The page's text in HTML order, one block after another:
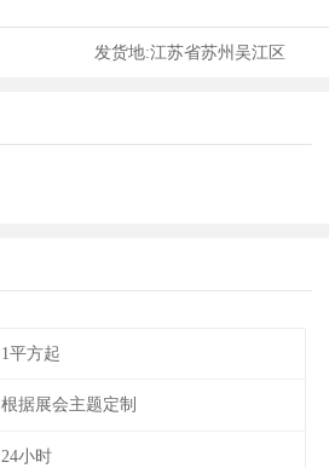
发货地:江苏省苏州吴江区
1平方起
根据展会主题定制
24小时